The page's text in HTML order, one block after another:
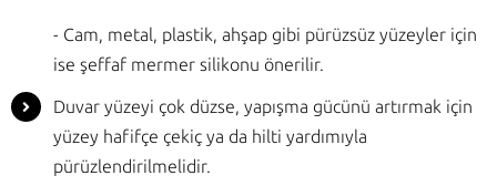
- Cam, metal, plastik, ahşap gibi pürüzsüz yüzeyler için
ise şeffaf mermer silikonu önerilir.
Duvar yüzeyi çok düzse, yapışma gücünü artırmak için
yüzey hafifçe çekiç ya da hilti yardımıyla
pürüzlendirilmelidir.